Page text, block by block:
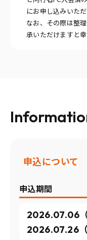
にお申し込みいた
なお、その際は整
承いただけますと幸
申込について
申込期間
2026.07.06
2026.07.26